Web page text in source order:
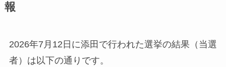
報
2026年7月12日に添田で行われた選挙の結果（当選
者）は以下の通りです。